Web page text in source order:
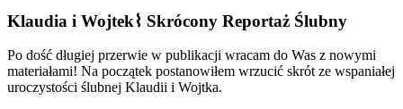
Klaudia i Wojtek⌇ Skrócony Reportaż Ślubny
Po dość długiej przerwie w publikacji wracam do Was z nowymi
materiałami! Na początek postanowiłem wrzucić skrót ze wspaniałej
uroczystości ślubnej Klaudii i Wojtka.